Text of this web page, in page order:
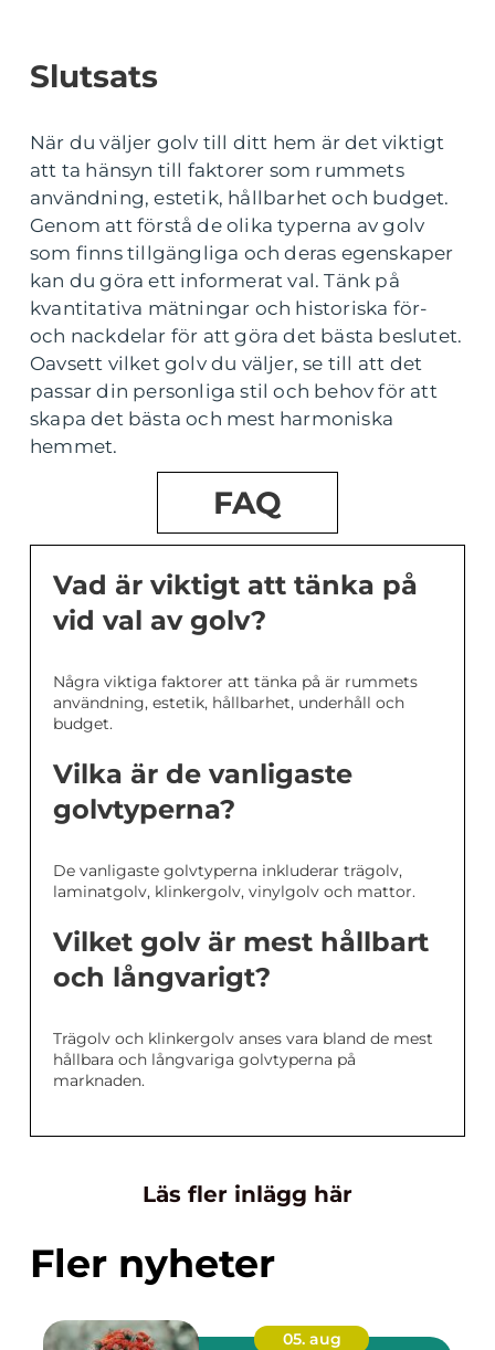
Slutsats
När du väljer golv till ditt hem är det viktigt
att ta hänsyn till faktorer som rummets
användning, estetik, hållbarhet och budget.
Genom att förstå de olika typerna av golv
som finns tillgängliga och deras egenskaper
kan du göra ett informerat val. Tänk på
kvantitativa mätningar och historiska för-
och nackdelar för att göra det bästa beslutet.
Oavsett vilket golv du väljer, se till att det
passar din personliga stil och behov för att
skapa det bästa och mest harmoniska
hemmet.
FAQ
Vad är viktigt att tänka på
vid val av golv?
Några viktiga faktorer att tänka på är rummets
användning, estetik, hållbarhet, underhåll och
budget.
Vilka är de vanligaste
golvtyperna?
De vanligaste golvtyperna inkluderar trägolv,
laminatgolv, klinkergolv, vinylgolv och mattor.
Vilket golv är mest hållbart
och långvarigt?
Trägolv och klinkergolv anses vara bland de mest
hållbara och långvariga golvtyperna på
marknaden.
Läs fler inlägg här
Fler nyheter
05. aug